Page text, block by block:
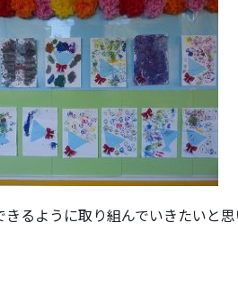
るように取り組んでいきたいと思